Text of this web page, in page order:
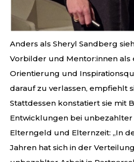
Anders als Sheryl Sandberg
Vorbilder und Mentor:innen als
Orientierung und
darauf zu verlassen, empfiehlt
Stattdessen konstatiert sie mit
Entwicklungen bei unbezahlter
Elterngeld und Elternzeit: „In
Jahren hat sich in der